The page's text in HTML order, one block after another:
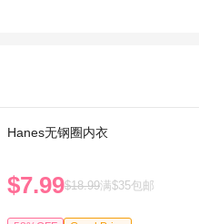
Hanes无钢圈内衣
$7.99$18.99满$35包邮